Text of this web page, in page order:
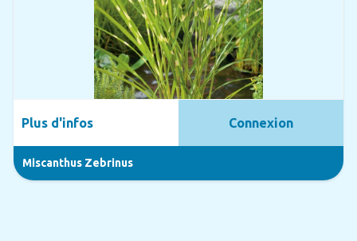
Miscanthus Zebrinus
Plus d'infos Connexion